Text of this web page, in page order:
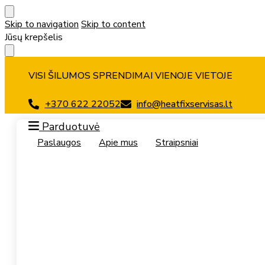
Skip to navigation Skip to content
Jūsų krepšelis
VISI ŠILUMOS SPRENDIMAI VIENOJE VIETOJE
+370 622 22052 info@heatfixservisas.lt
Parduotuvė
Paslaugos Apie mus Straipsniai